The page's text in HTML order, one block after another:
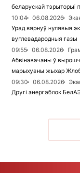
беларускай тэрыторыі
10:04
06.08.2026
Урад вярнуў нулявыя
вуглевадародныя газы
09:55
06.08.2026
Абвінавачаны ў
марыхуаны жыхар
09:30
06.08.2026
Другі энергаблок